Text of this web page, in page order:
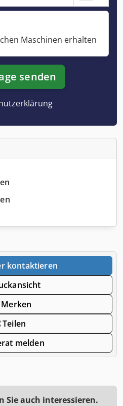
Maschinen erhalten
senden
kontaktieren
Merken
Teilen
melden
Sie auch interessieren.